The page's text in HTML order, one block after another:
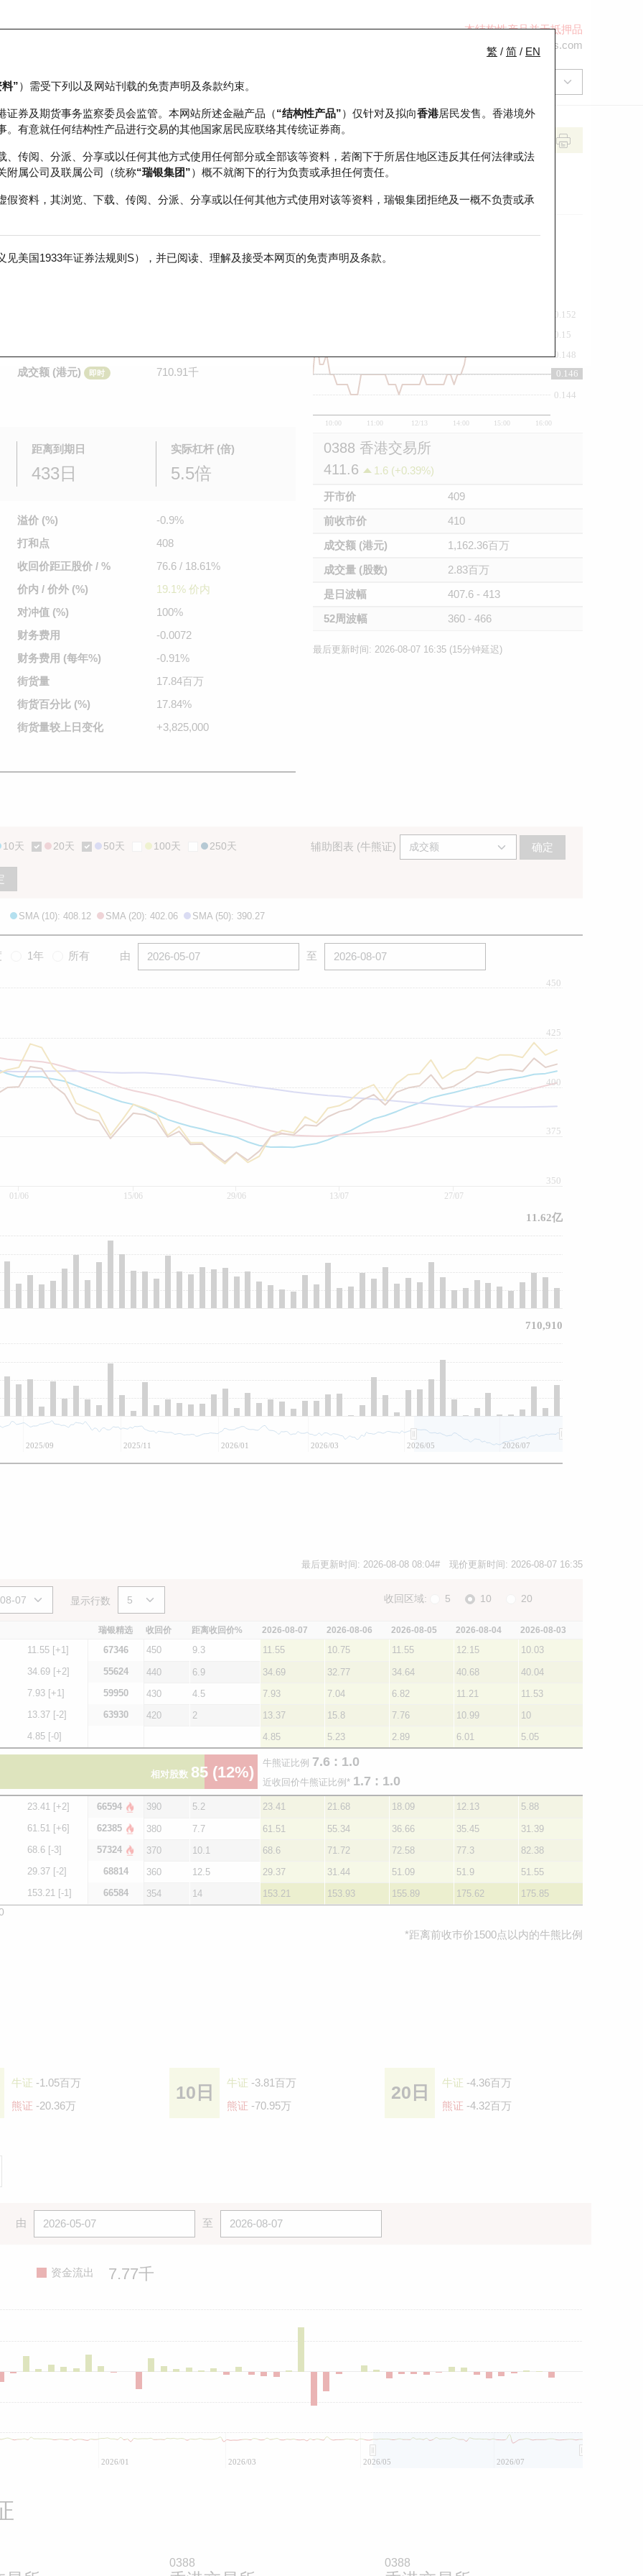
本结构性产品并无抵押品
ol-hkwarrants@ubs.com
正股数据及市场统计 瑞银轮证教室
繁 / 简 / EN
”）需受下列以及网站刊载的免责声明及条款约束。
券及期货事务监察委员会监管。本网站所述金融产品（“结构性产品”）仅针对及拟向香港居民发售。香港境外
有意就任何结构性产品进行交易的其他国家居民应联络其传统证券商。
传阅、分派、分享或以任何其他方式使用任何部分或全部该等资料，若阁下于所居住地区违反其任何法律或法
附属公司及联属公司（统称“瑞银集团”）概不就阁下的行为负责或承担任何责任。
资料，其浏览、下载、传阅、分派、分享或以任何其他方式使用对该等资料，瑞银集团拒绝及一概不负责或承
美国1933年证券法规则S），并已阅读、理解及接受本网页的免责声明及条款。
所
成交额 (港元)
即时 710.91千
距离到期日
433日
实际杠杆 (倍)
5.5倍
溢价 (%)
-0.9%
打和点
408
收回价距正股价 / %
76.6 / 18.61%
价内 / 价外 (%)
19.1% 价内
对冲值 (%)
100%
财务费用
-0.0072
财务费用 (每年%)
-0.91%
街货量
17.84百万
街货百分比 (%)
17.84%
街货量较 上日变化 +3,825,000
10:00 11:00 12/13 14:00 15:00 16:00
0.144
0.146
0.148
0.15
0.152
0.146
0388 香港交易所
411.6
1.6 (+0.39%)
开市价
409
前收市价
410
成交额 (港元)
1,162.36百万
成交量 (股数)
2.83百万
是日波幅
407.6 - 413
52周波幅
360 - 466
最后更新时间: 2026-08-07 16:35 (15分钟延迟)
10天 20天 50天 100天 250天 辅助图表 (牛熊证) 确定
SMA (10): 408.12 SMA (20): 402.06 SMA (50): 390.27
1年 所有 由 至
350
400
450
375
425
01/06 15/06 29/06 13/07 27/07
2025/09 2025/11 2026/01 2026/03 2026/05 2026/07
11.62亿
710,910
最后更新时间: 2026-08-08 08:04# 现价更新时间: 2026-08-07 16:35
显示行数 收回区域: 5 10 20
瑞银精选 收回价 距离收回价% 2026-08-07 2026-08-06 2026-08-05 2026-08-04 2026-08-03
11.55 [+1] 67346 450 9.3 11.55 10.75 11.55 12.15
10.03
34.69 [+2] 55624 440 6.9 34.69 32.77 34.64 40.68
40.04
7.93 [+1] 59950 430 4.5 7.93 7.04 6.82 11.21
11.53
13.37 [-2] 63930 420 2 13.37 15.8 7.76 10.99
10
4.85 [-0] 4.85 5.23 2.89 6.01 5.05
相对股数 85 (12%)
牛熊证比例 7.6 : 1.0
近收回价牛熊证比例* 1.7 : 1.0
23.41 [+2] 66594 390 5.2 23.41 21.68 18.09 12.13
5.88
61.51 [+6] 62385 380 7.7 61.51 55.34 36.66 35.45
31.39
68.6 [-3] 57324 370 10.1 68.6 71.72 72.58 77.3
82.38
29.37 [-2] 68814 360 12.5 29.37 31.44 51.09 51.9
51.55
153.21 [-1] 66584 354 14 153.21 153.93 155.89 175.62 175.85
*距离前收巿价1500点以内的牛熊比例
牛证 -1.05百万
熊证 -20.36万
10日 牛证 -3.81百万
熊证 -70.95万
20日 牛证 -4.36百万
熊证 -4.32百万
由 至
资金流出 7.77千
2026/01 2026/03 2026/05 2026/07
0388 0388